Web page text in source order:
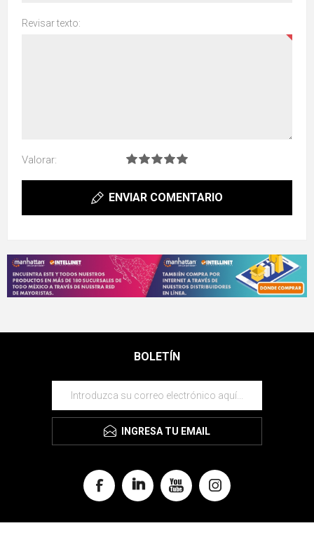
Revisar texto:
Valorar:
ENVIAR COMENTARIO
BOLETÍN
INGRESA TU EMAIL